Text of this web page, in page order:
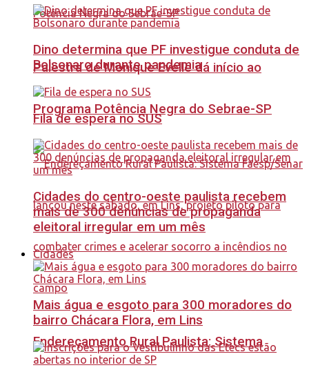
Palestra de Monique Evelle dá início ao
Programa Potência Negra do Sebrae-SP
Endereçamento Rural Paulista: Sistema
Dino determina que PF investigue conduta de
Bolsonaro durante pandemia
Fila de espera no SUS
Cidades do centro-oeste paulista recebem
mais de 300 denúncias de propaganda
eleitoral irregular em um mês
Cidades
Mais água e esgoto para 300 moradores do
bairro Chácara Flora, em Lins